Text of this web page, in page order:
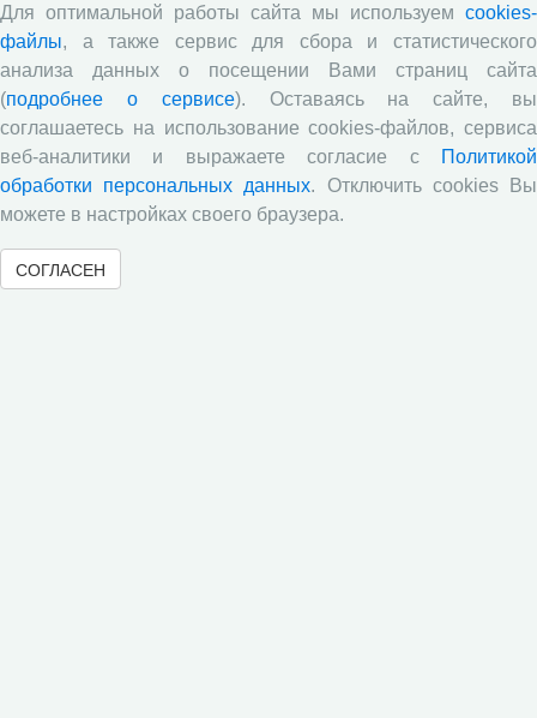
Экспертное мнение А.И. Поваровой: обзор
статьи «Регионам хватит денег», газета «Известия»,
№88, 2018 г.
В.Н. Барсуков: обзор статьи «Повышение
пенсионного возраста: позитивные эффекты и
вероятные риски», журнал «Экономическая
политика» №1, 2018 г.
С.А. Кожевников: обзор статьи А. Лабыкина
«Агро 24» переводит пищевую цепочку в онлайн»,
журнал «Эксперт», №8, 2018 г.
Для оптимальной работы сайта мы используем cookies-
файлы, а также сервис для сбора и статистического
анализа данных о посещении Вами страниц сайта
(подробнее о сервисе). Оставаясь на сайте, вы
соглашаетесь на использование cookies-файлов, сервиса
веб-аналитики и выражаете согласие с
Политикой
обработки персональных данных. Отключить cookies Вы
можете в настройках своего браузера.
СОГЛАСЕН